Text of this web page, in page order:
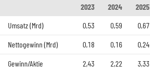
2023 2024 2025
Umsatz (Mrd)
0,53 0,59 0,67
Nettogewinn (Mrd) 0,18 0,16 0,24
Gewinn/Aktie 2,43 2,22 3,33